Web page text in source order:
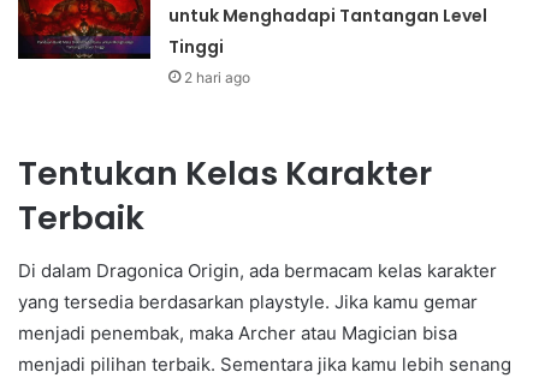
untuk Menghadapi Tantangan Level
Tinggi
2 hari ago
Tentukan Kelas Karakter
Terbaik
Di dalam Dragonica Origin, ada bermacam kelas karakter
yang tersedia berdasarkan playstyle. Jika kamu gemar
menjadi penembak, maka Archer atau Magician bisa
menjadi pilihan terbaik. Sementara jika kamu lebih senang